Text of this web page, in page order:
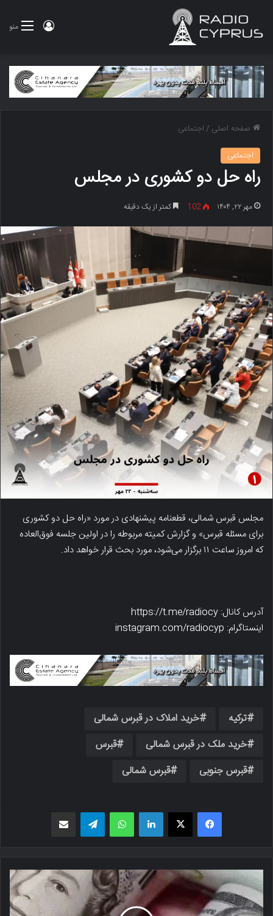
منو ورود
صفحه اصلی /اجتماعی
اجتماعی
راه حل دو کشوری در مجلس
مهر ۲۲, ۱۴۰۴ 102 کمتر از یک دقیقه
مجلس قبرس شمالی، قطعنامه پیشنهادی در مورد «راه حل دو کشوری
برای مسئله قبرس» و گزارش کمیته مربوطه را در اولین جلسه فوق‌العاده
که امروز ساعت ۱۱ برگزار می‌شود، مورد بحث قرار خواهد داد.
آدرس کانال: https://t.me/radiocy
اینستاگرام: instagram.com/radiocyp
ترکیه
خرید املاک در قبرس شمالی
خرید ملک در قبرس شمالی
قبرس
قبرس جنوبی
قبرس شمالی
فیسبوک X لینکدین واتس اپ